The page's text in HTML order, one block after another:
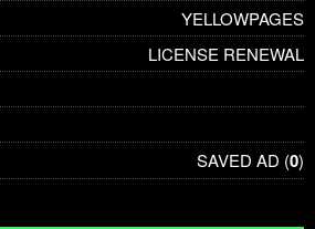
YELLOWPAGES
LICENSE RENEWAL
SAVED AD (0)